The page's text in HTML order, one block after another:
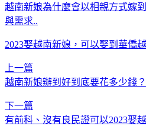
越南新娘為什麼會以相親方式嫁
與需求..
2023娶越南新娘，可以娶到華僑
上一篇
越南新娘辦到好到底要花多少錢
下一篇
有前科、沒有良民證可以2023娶